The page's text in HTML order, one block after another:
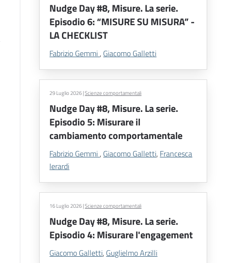
Nudge Day #8, Misure. La serie.
Episodio 6: “MISURE SU MISURA” -
LA CHECKLIST
Fabrizio Gemmi , Giacomo Galletti
29 Luglio 2026|Scienze comportamentali
Nudge Day #8, Misure. La serie.
Episodio 5: Misurare il
cambiamento comportamentale
Fabrizio Gemmi , Giacomo Galletti, Francesca
Ierardi
16 Luglio 2026|Scienze comportamentali
Nudge Day #8, Misure. La serie.
Episodio 4: Misurare l'engagement
Giacomo Galletti, Guglielmo Arzilli